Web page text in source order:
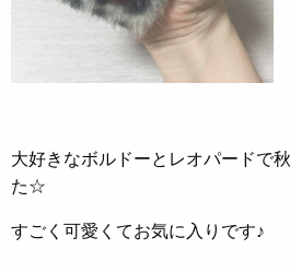
大好きなボルドーとレオパードで
た☆
すごく可愛くてお気に入りです♪